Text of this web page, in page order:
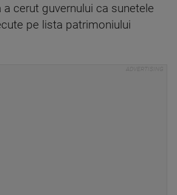
a cerut guvernului ca sunetele
pe lista patrimoniului